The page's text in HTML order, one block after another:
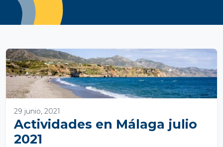
29 junio, 2021
Actividades en Málaga julio
2021